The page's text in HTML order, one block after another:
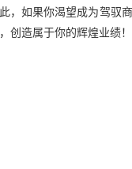
，如果你渴望成为驾驭
创造属于你的辉煌业绩！